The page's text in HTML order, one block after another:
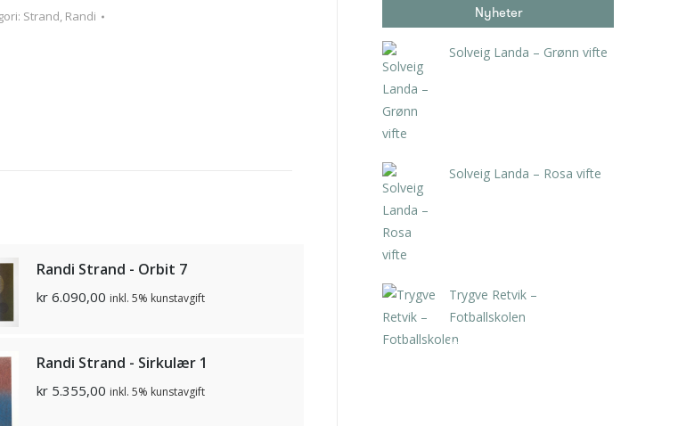
Strand, Randi
Randi Strand - Orbit 7
kr6.090,00 inkl. 5% kunstavgift
Randi Strand - Sirkulær 1
kr5.355,00 inkl. 5% kunstavgift
Nyheter
Solveig Landa – Grønn vifte
Solveig Landa – Rosa vifte
Trygve Retvik –
Fotballskolen
kr